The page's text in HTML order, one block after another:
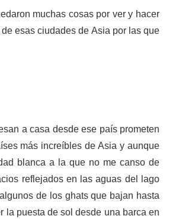
muchas cosas por ver y hacer
esas ciudades de Asia por las que
a casa desde ese país prometen
más increíbles de Asia y aunque
blanca a la que no me canso de
reflejados en las aguas del lago
de los ghats que bajan hasta
la puesta de sol desde una barca en